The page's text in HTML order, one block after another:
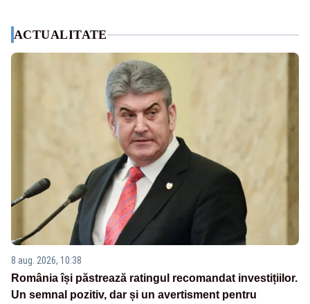
ACTUALITATE
8 aug. 2026, 10:38
România își păstrează ratingul recomandat investițiilor.
Un semnal pozitiv, dar și un avertisment pentru